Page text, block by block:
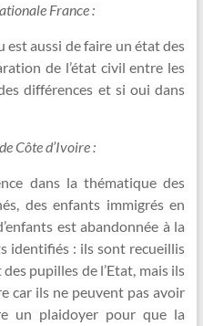
France :
est aussi de faire un état des
de l’état civil entre les
différences et si oui dans
Côte d’Ivoire :
dans la thématique des
des enfants immigrés en
est abandonnée à la
identifiés : ils sont recueillis
pupilles de l’Etat, mais ils
car ils ne peuvent pas avoir
un plaidoyer pour que la